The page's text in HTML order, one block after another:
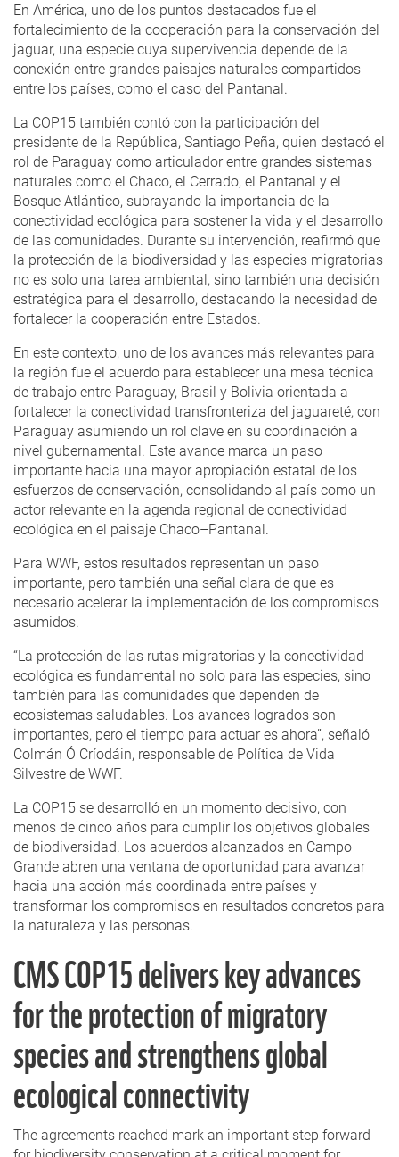
En América, uno de los puntos destacados fue el
fortalecimiento de la cooperación para la conservación del
jaguar, una especie cuya supervivencia depende de la
conexión entre grandes paisajes naturales compartidos
entre los países, como el caso del Pantanal.
La COP15 también contó con la participación del
presidente de la República, Santiago Peña, quien destacó el
rol de Paraguay como articulador entre grandes sistemas
naturales como el Chaco, el Cerrado, el Pantanal y el
Bosque Atlántico, subrayando la importancia de la
conectividad ecológica para sostener la vida y el desarrollo
de las comunidades. Durante su intervención, reafirmó que
la protección de la biodiversidad y las especies migratorias
no es solo una tarea ambiental, sino también una decisión
estratégica para el desarrollo, destacando la necesidad de
fortalecer la cooperación entre Estados.
En este contexto, uno de los avances más relevantes para
la región fue el acuerdo para establecer una mesa técnica
de trabajo entre Paraguay, Brasil y Bolivia orientada a
fortalecer la conectividad transfronteriza del jaguareté, con
Paraguay asumiendo un rol clave en su coordinación a
nivel gubernamental. Este avance marca un paso
importante hacia una mayor apropiación estatal de los
esfuerzos de conservación, consolidando al país como un
actor relevante en la agenda regional de conectividad
ecológica en el paisaje Chaco–Pantanal.
Para WWF, estos resultados representan un paso
importante, pero también una señal clara de que es
necesario acelerar la implementación de los compromisos
asumidos.
“La protección de las rutas migratorias y la conectividad
ecológica es fundamental no solo para las especies, sino
también para las comunidades que dependen de
ecosistemas saludables. Los avances logrados son
importantes, pero el tiempo para actuar es ahora”, señaló
Colmán Ó Críodáin, responsable de Política de Vida
Silvestre de WWF.
La COP15 se desarrolló en un momento decisivo, con
menos de cinco años para cumplir los objetivos globales
de biodiversidad. Los acuerdos alcanzados en Campo
Grande abren una ventana de oportunidad para avanzar
hacia una acción más coordinada entre países y
transformar los compromisos en resultados concretos para
la naturaleza y las personas.
CMS COP15 delivers key advances
for the protection of migratory
species and strengthens global
ecological connectivity
The agreements reached mark an important step forward